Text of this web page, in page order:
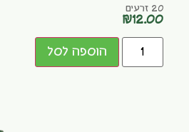
20 זרעים
₪12.00
הוספה לסל